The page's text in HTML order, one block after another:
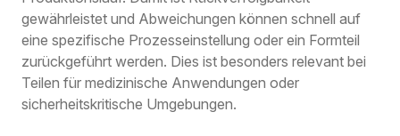
gewährleistet und Abweichungen können schnell auf
eine spezifische Prozesseinstellung oder ein Formteil
zurückgeführt werden. Dies ist besonders relevant bei
Teilen für medizinische Anwendungen oder
sicherheitskritische Umgebungen.